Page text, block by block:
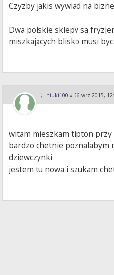
Czyzby jakis wywiad na
Dwa polskie sklepy sa
miszkajacych blisko musi byc.
niuki100 » 26 wrz 2015,
witam mieszkam tipton
bardzo chetnie poznalabym
dziewczynki
jestem tu nowa i szukam